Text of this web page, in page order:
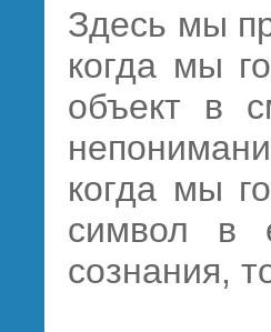
Здесь мы
когда мы
объект в
когда мы
символ в
сознания,